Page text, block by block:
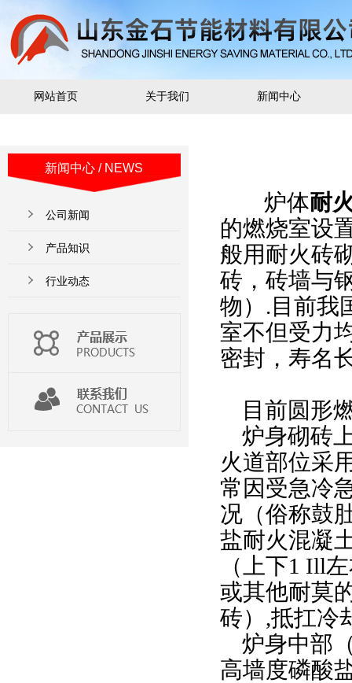
网站首页 关于我们 新闻中心
新闻中心 / NEWS
公司新闻
产品知识
行业动态
炉体耐
的燃烧室设
般用耐火砖
砖，砖墙与
物） .目前我
室不但受力
密封，寿名
目前圆形
炉身砌砖
火道部位采
常因受急冷
况（俗称鼓
盐耐火混凝
（上下1 Ill
或其他耐莫
砖） ,抵扛冷
炉身中部
高墙度磷酸